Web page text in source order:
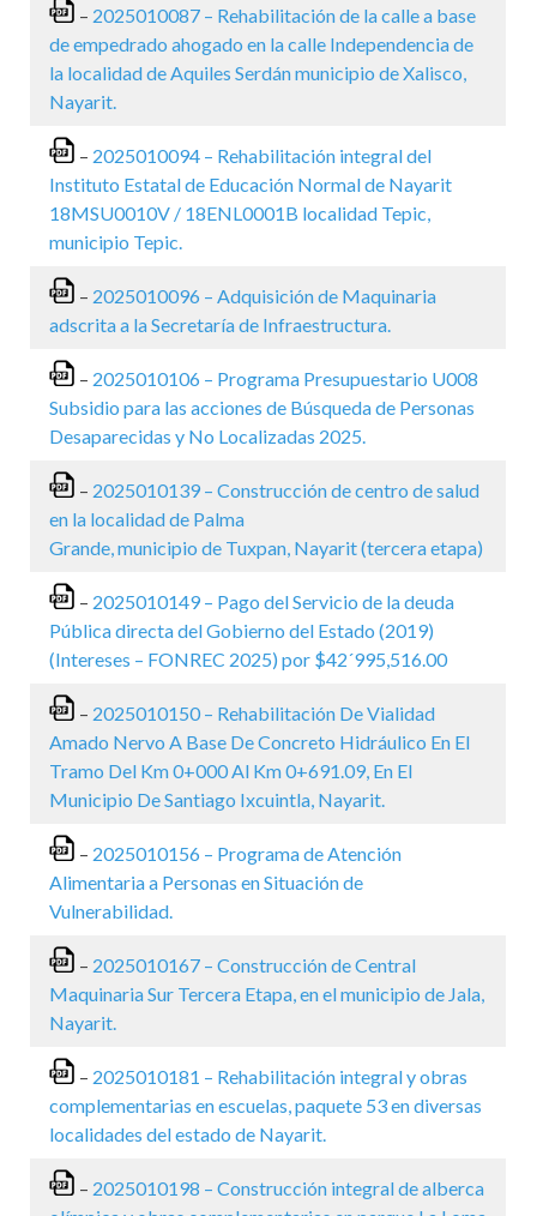
– 2025010087 – Rehabilitación de la calle a base
de empedrado ahogado en la calle Independencia de
la localidad de Aquiles Serdán municipio de Xalisco,
Nayarit.
– 2025010094 – Rehabilitación integral del
Instituto Estatal de Educación Normal de Nayarit
18MSU0010V / 18ENL0001B localidad Tepic,
municipio Tepic.
– 2025010096 – Adquisición de Maquinaria
adscrita a la Secretaría de Infraestructura.
– 2025010106 – Programa Presupuestario U008
Subsidio para las acciones de Búsqueda de Personas
Desaparecidas y No Localizadas 2025.
– 2025010139 – Construcción de centro de salud
en la localidad de Palma
Grande, municipio de Tuxpan, Nayarit (tercera etapa)
– 2025010149 – Pago del Servicio de la deuda
Pública directa del Gobierno del Estado (2019)
(Intereses – FONREC 2025) por $42´995,516.00
– 2025010150 – Rehabilitación De Vialidad
Amado Nervo A Base De Concreto Hidráulico En El
Tramo Del Km 0+000 Al Km 0+691.09, En El
Municipio De Santiago Ixcuintla, Nayarit.
– 2025010156 – Programa de Atención
Alimentaria a Personas en Situación de
Vulnerabilidad.
– 2025010167 – Construcción de Central
Maquinaria Sur Tercera Etapa, en el municipio de Jala,
Nayarit.
– 2025010181 – Rehabilitación integral y obras
complementarias en escuelas, paquete 53 en diversas
localidades del estado de Nayarit.
– 2025010198 – Construcción integral de alberca